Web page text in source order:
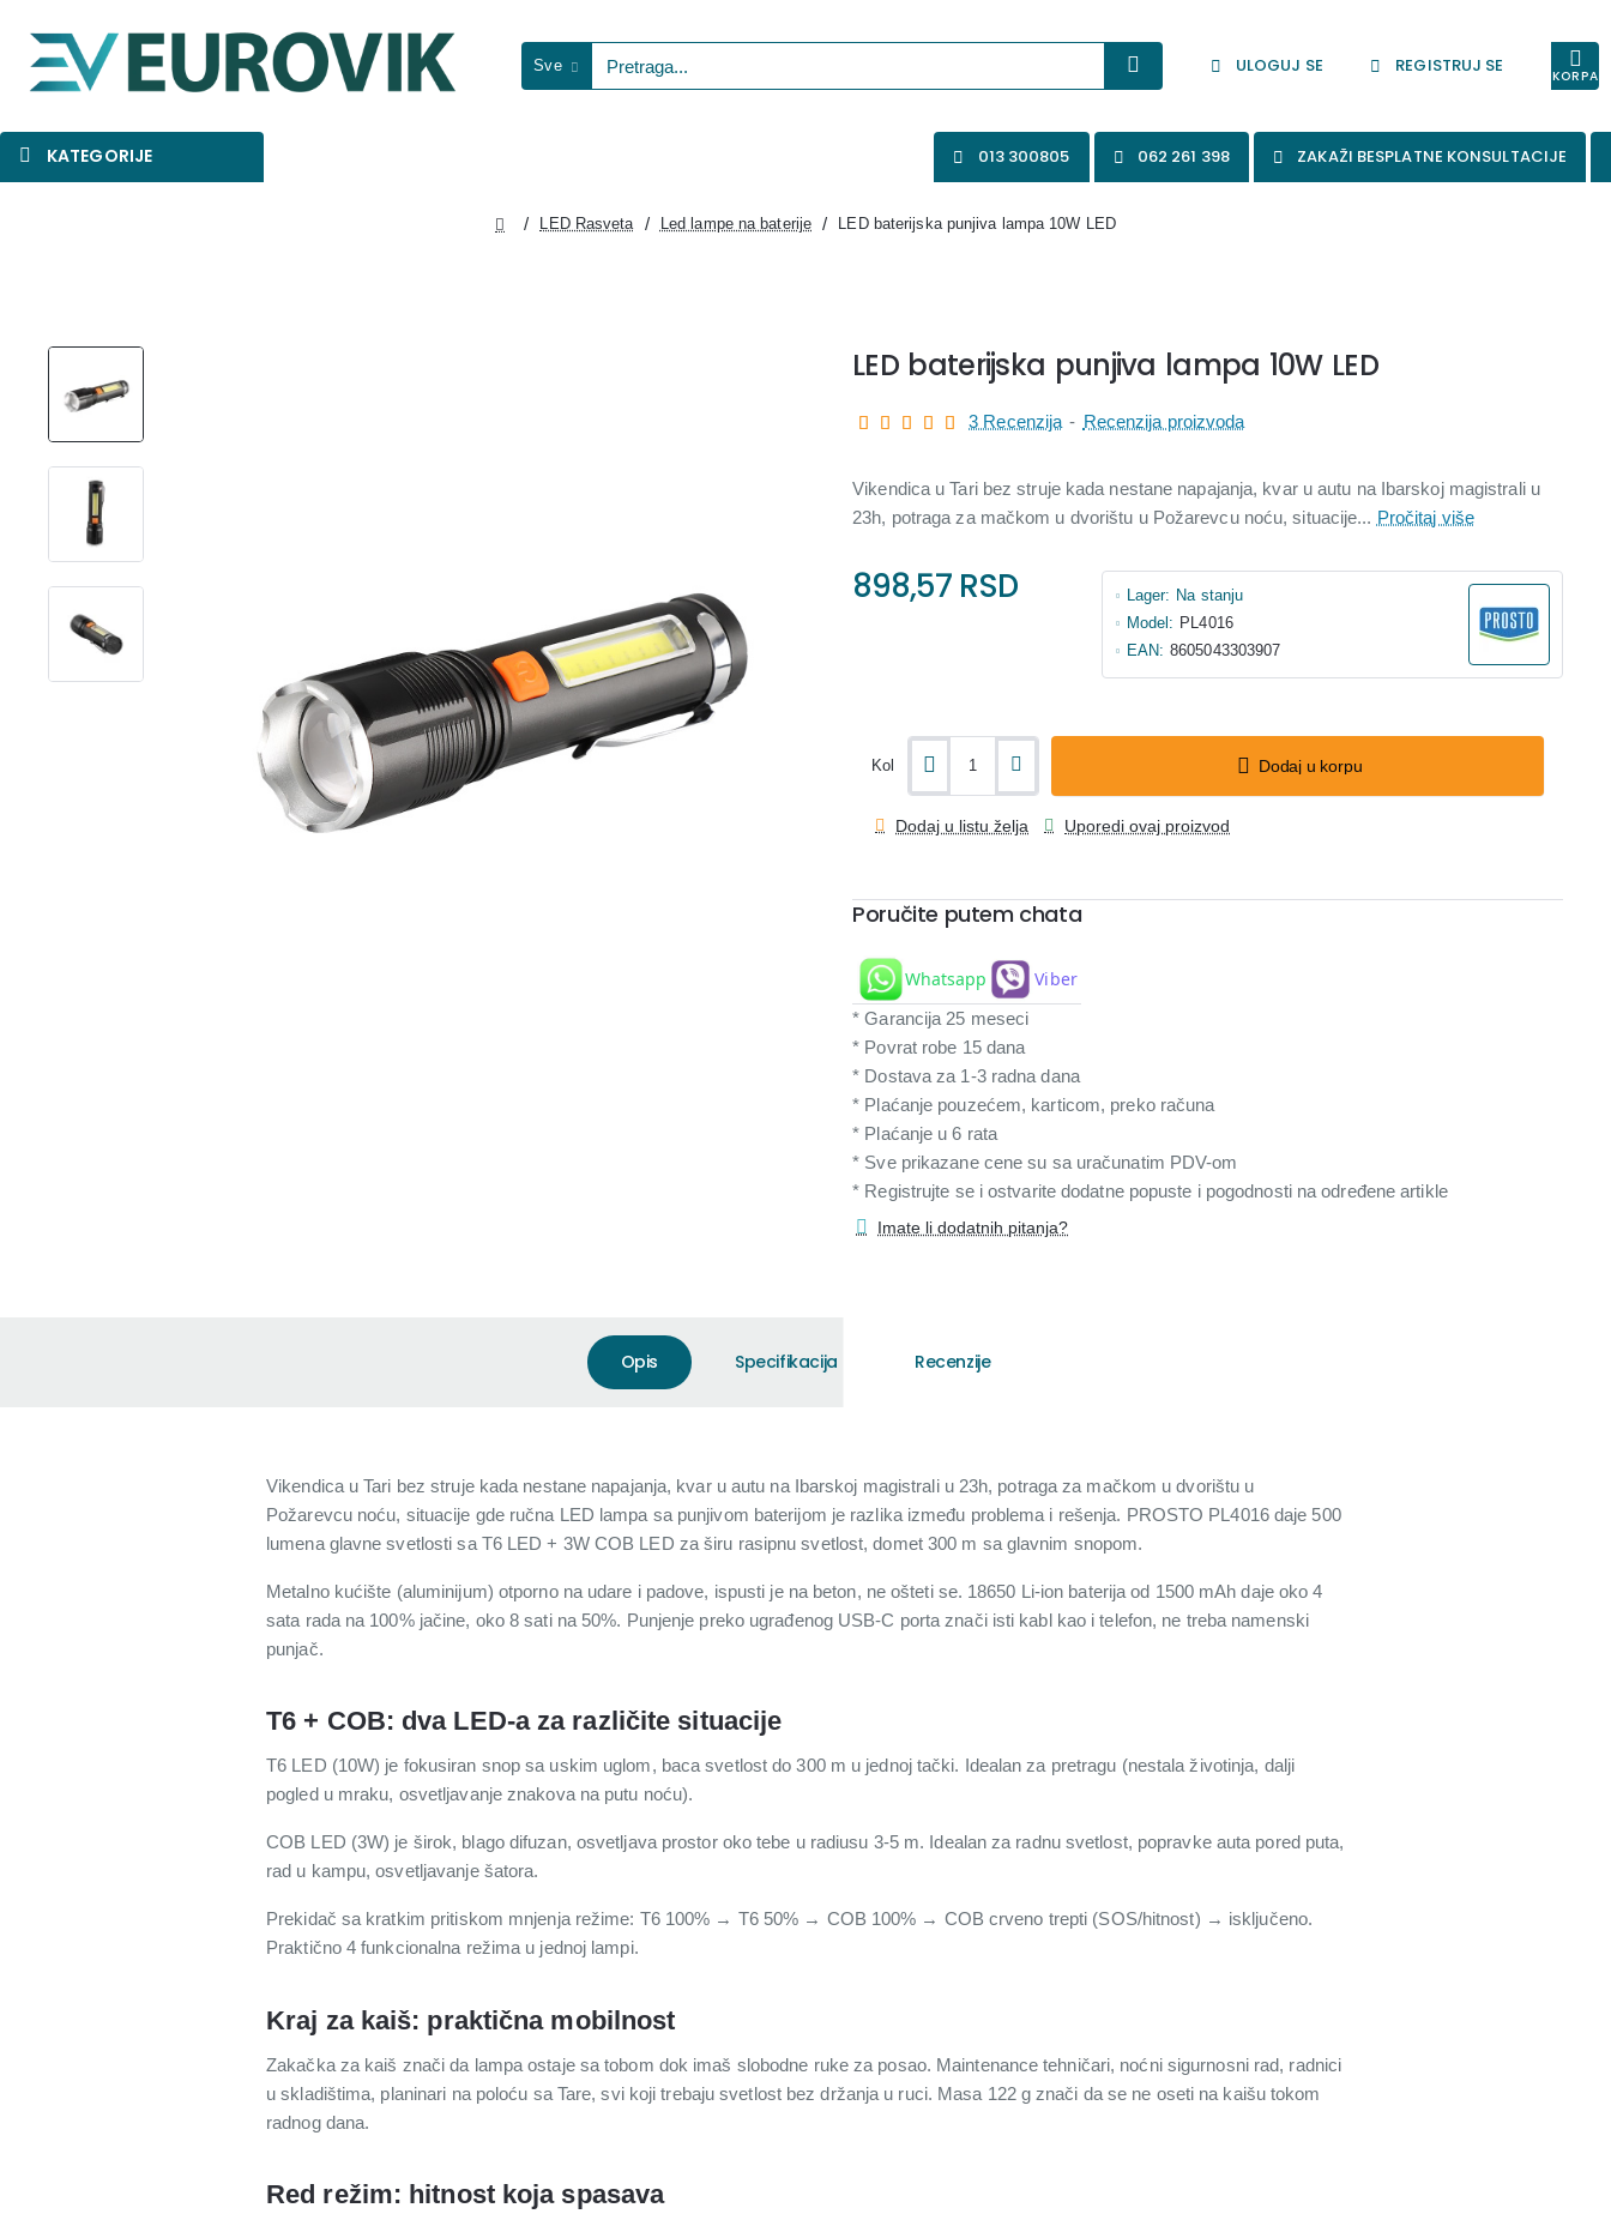
Sve
Pretraga... ULOGUJ SE REGISTRUJ SE KORPA
KATEGORIJE SVE ZA VIDEO NADZOR
013 300805 062 261 398 ZAKAŽI BESPLATNE KONSULTACIJE
LED Rasveta Led lampe na baterije LED baterijska punjiva lampa 10W LED
LED baterijska punjiva lampa 10W LED
Vikendica u Tari bez struje kada nestane napajanja, kvar u autu na Ibarskoj magistrali u
23h, potraga za mačkom u dvorištu u Požarevcu noću, situacije... Pročitaj više
3 Recenzija - Recenzija proizvoda
898,57 RSD Lager: Na stanju
Model: PL4016
EAN: 8605043303907
Kol Dodaj u korpu
Dodaj u listu želja Uporedi ovaj proizvod
Poručite putem chata
Whatsapp Viber
* Garancija 25 meseci
* Povrat robe 15 dana
* Dostava za 1-3 radna dana
* Plaćanje pouzećem, karticom, preko računa
* Plaćanje u 6 rata
* Sve prikazane cene su sa uračunatim PDV-om
* Registrujte se i ostvarite dodatne popuste i pogodnosti na određene artikle
Imate li dodatnih pitanja?
Opis Specifikacija Recenzije
Vikendica u Tari bez struje kada nestane napajanja, kvar u autu na Ibarskoj magistrali u 23h, potraga za mačkom u dvorištu u
Požarevcu noću, situacije gde ručna LED lampa sa punjivom baterijom je razlika između problema i rešenja. PROSTO PL4016 daje 500
lumena glavne svetlosti sa T6 LED + 3W COB LED za širu rasipnu svetlost, domet 300 m sa glavnim snopom.
Metalno kućište (aluminijum) otporno na udare i padove, ispusti je na beton, ne ošteti se. 18650 Li-ion baterija od 1500 mAh daje oko 4
sata rada na 100% jačine, oko 8 sati na 50%. Punjenje preko ugrađenog USB-C porta znači isti kabl kao i telefon, ne treba namenski
punjač.
T6 + COB: dva LED-a za različite situacije
T6 LED (10W) je fokusiran snop sa uskim uglom, baca svetlost do 300 m u jednoj tački. Idealan za pretragu (nestala životinja, dalji
pogled u mraku, osvetljavanje znakova na putu noću).
COB LED (3W) je širok, blago difuzan, osvetljava prostor oko tebe u radiusu 3-5 m. Idealan za radnu svetlost, popravke auta pored puta,
rad u kampu, osvetljavanje šatora.
Prekidač sa kratkim pritiskom mnjenja režime: T6 100% → T6 50% → COB 100% → COB crveno trepti (SOS/hitnost) → isključeno.
Praktično 4 funkcionalna režima u jednoj lampi.
Kraj za kaiš: praktična mobilnost
Zakačka za kaiš znači da lampa ostaje sa tobom dok imaš slobodne ruke za posao. Maintenance tehničari, noćni sigurnosni rad, radnici
u skladištima, planinari na poloću sa Tare, svi koji trebaju svetlost bez držanja u ruci. Masa 122 g znači da se ne oseti na kaišu tokom
radnog dana.
Red režim: hitnost koja spasava